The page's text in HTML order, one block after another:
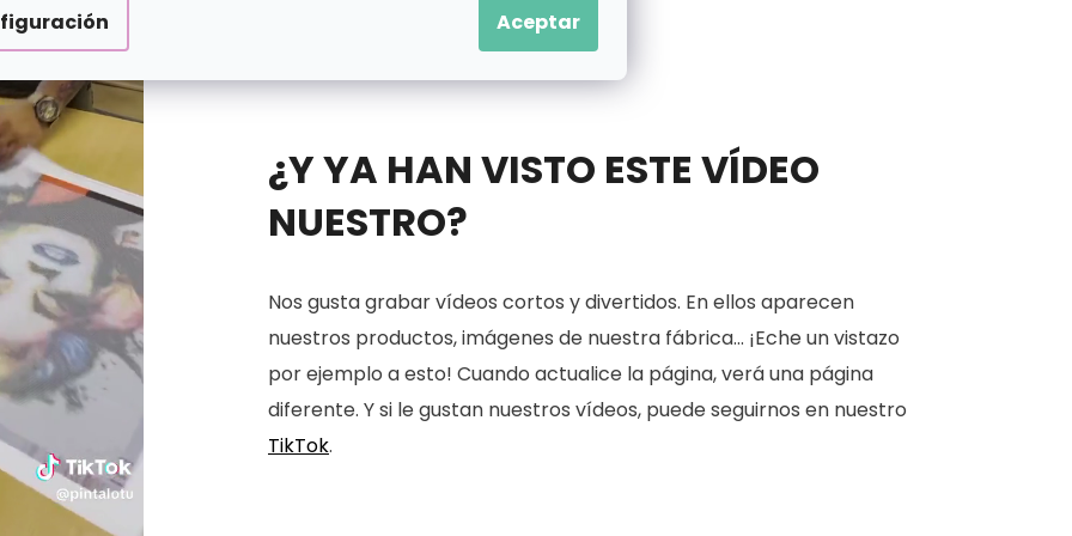
Aceptar
¿Y YA HAN VISTO ESTE VÍDEO
NUESTRO?
Nos gusta grabar vídeos cortos y divertidos. En ellos aparecen
nuestros productos, imágenes de nuestra fábrica... ¡Eche un vistazo
por ejemplo a esto! Cuando actualice la página, verá una página
diferente. Y si le gustan nuestros vídeos, puede seguirnos en nuestro
TikTok.